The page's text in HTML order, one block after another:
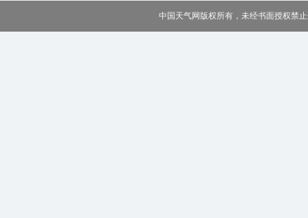
中国天气网版权所有，未经书面授权